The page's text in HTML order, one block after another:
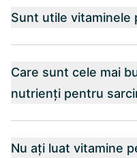
Sunt utile vitaminele
Care sunt cele mai
nutrienți pentru
Nu ați luat vitamine